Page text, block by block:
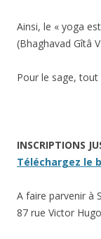
Ainsi, le « yoga
(Bhaghavad Gîtâ
Pour le sage,
INSCRIPTIONS
Téléchargez le
A faire parvenir à
87 rue Victor